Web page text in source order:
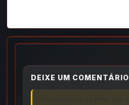
DEIXE UM COMENTÁRIO